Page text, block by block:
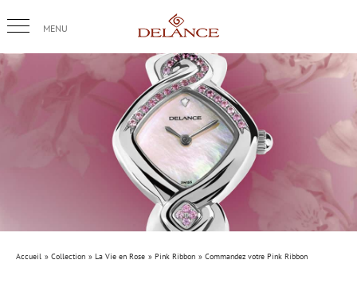
au
contenu
Accueil Collection La Vie en Rose Pink Ribbon Commandez votre Pink Ribbon